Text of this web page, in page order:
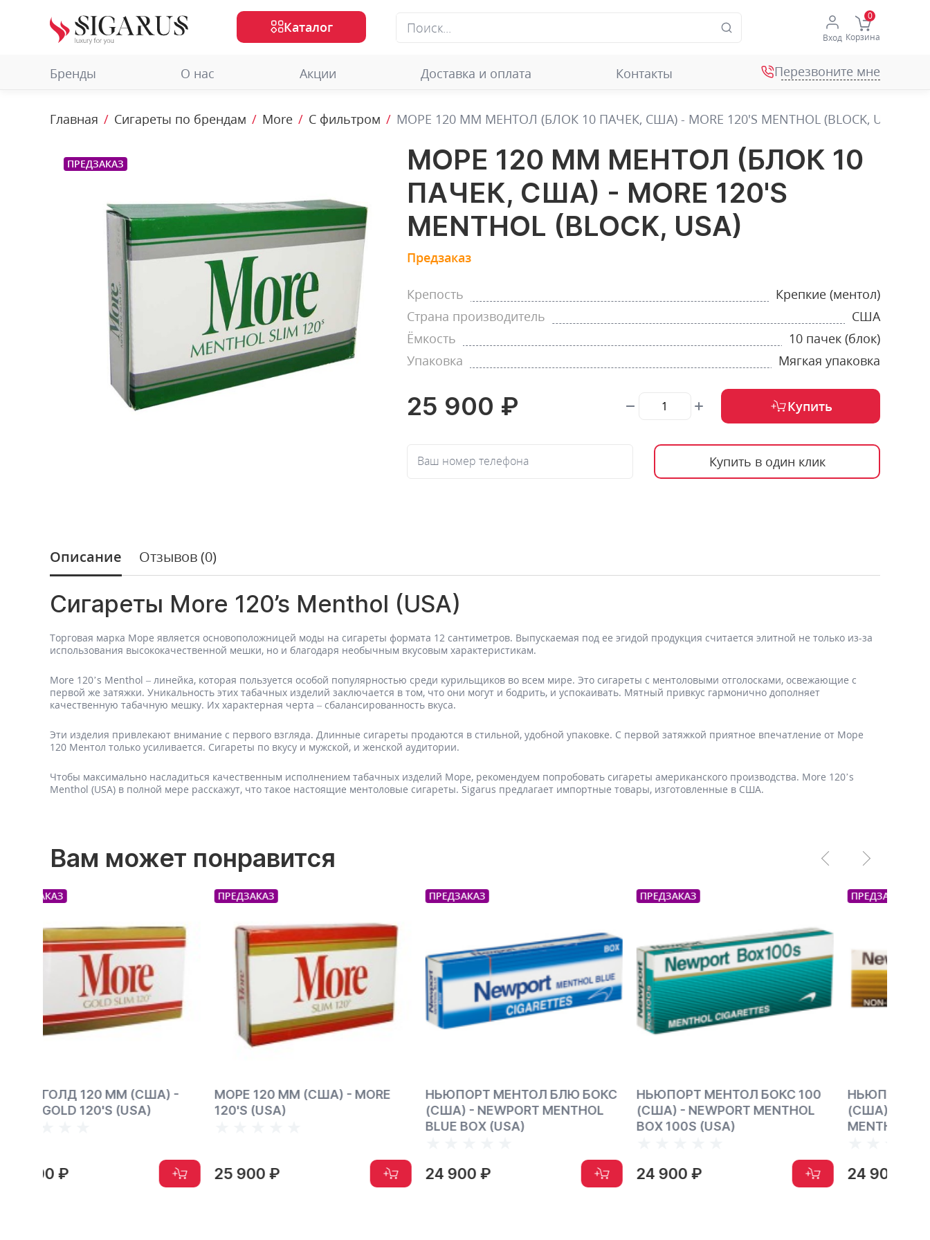
Вход Корзина
Бренды О нас Акции Доставка и оплата Контакты
Каталог
Перезвоните мне
Главная Сигареты по брендам More С фильтром МОРЕ 120 ММ МЕНТОЛ (БЛОК 10 ПАЧЕК, США) - MORE 120'S MENTHOL (BLOCK, USA)
ПРЕДЗАКАЗ
МОРЕ 120 ММ МЕНТОЛ (БЛОК 10
ПАЧЕК, США) - MORE 120'S
MENTHOL (BLOCK, USA)
Предзаказ
Крепость
Крепкие (ментол)
Страна производитель
США
Ёмкость
10 пачек (блок)
Упаковка
Мягкая упаковка
25 900 ₽ Купить
Ваш номер телефона Купить в один клик
Описание Отзывов (0)
Сигареты More 120’s Menthol (USA)
Торговая марка Море является основоположницей моды на сигареты формата 12 сантиметров. Выпускаемая под ее эгидой продукция считается элитной не только из-за
использования высококачественной мешки, но и благодаря необычным вкусовым характеристикам.
More 120’s Menthol – линейка, которая пользуется особой популярностью среди курильщиков во всем мире. Это сигареты с ментоловыми отголосками, освежающие с
первой же затяжки. Уникальность этих табачных изделий заключается в том, что они могут и бодрить, и успокаивать. Мятный привкус гармонично дополняет
качественную табачную мешку. Их характерная черта – сбалансированность вкуса.
Эти изделия привлекают внимание с первого взгляда. Длинные сигареты продаются в стильной, удобной упаковке. С первой затяжкой приятное впечатление от Море
120 Ментол только усиливается. Сигареты по вкусу и мужской, и женской аудитории.
Чтобы максимально насладиться качественным исполнением табачных изделий Море, рекомендуем попробовать сигареты американского производства. More 120’s
Menthol (USA) в полной мере расскажут, что такое настоящие ментоловые сигареты. Sigarus предлагает импортные товары, изготовленные в США.
Вам может понравится
ПРЕДЗАКАЗ
МОРЕ 120 ММ (США) - MORE
120'S (USA)
25 900 ₽
ПРЕДЗАКАЗ
НЬЮПОРТ МЕНТОЛ БЛЮ БОКС
(США) - NEWPORT MENTHOL
24 900 ₽
ПРЕДЗАКАЗ
НЬЮПОРТ МЕНТОЛ БОКС 100
(США) - NEWPORT MENTHOL
BOX 100S (USA)
24 900 ₽
ПРЕДЗАКАЗ
НЬЮПОРТ НОН-МЕНТОЛ ГОЛД
(США) - NEWPORT NON-
MENTHOL GOLD (USA)
24 900 ₽